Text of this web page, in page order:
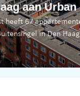
aan
heeft 67
in Den